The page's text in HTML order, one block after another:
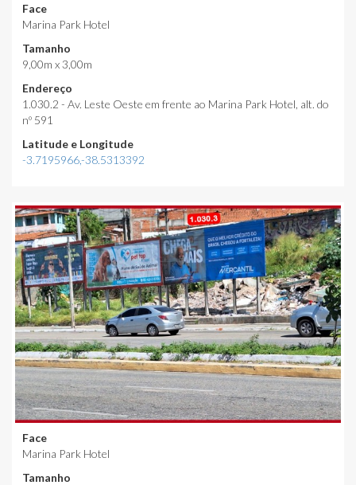
Face
Marina Park Hotel
Tamanho
9,00m x 3,00m
Endereço
1.030.2 - Av. Leste Oeste em frente ao Marina Park Hotel, alt. do
nº 591
Latitude e Longitude
-3.7195966,-38.5313392
Face
Marina Park Hotel
Tamanho